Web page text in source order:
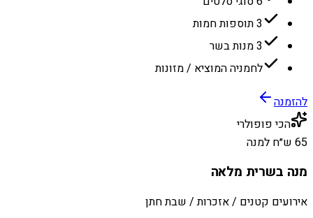
3 תוספות חמות
3 מנות בשר
לחמניה המוציא / מזונות
להזמנה
הכי פופולרי
65 ש״ח למנה
מנה בשרית מלאה
אירועים קטנים / אזכרות / שבת חתן